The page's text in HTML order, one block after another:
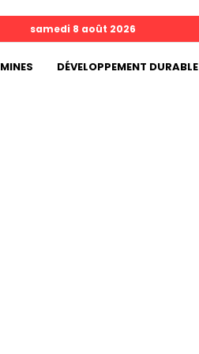
samedi 8 août 2026
MINES DÉVELOPPEMENT DURABLE